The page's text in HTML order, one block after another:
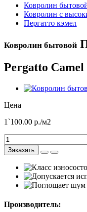
Ковролин
Ковролин с
Пергатто кэмел
Ковролин бытовой
Pergatto Camel
Цена
1`100.00 р./м2
Заказать
Производитель: